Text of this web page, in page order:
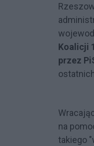
Koalicji
przez
na
takiego